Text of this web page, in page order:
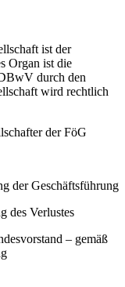
ist der
Organ ist die
durch den
wird rechtlich
der FöG
der Geschäftsführung
des Verlustes
– gemäß